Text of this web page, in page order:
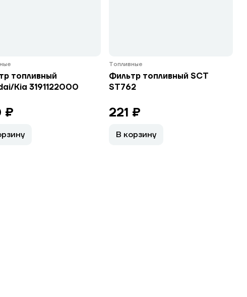
топливный
Kia 3191122000
₽
Топливные
Фильтр топливный SCT
ST762
221 ₽
В корзину